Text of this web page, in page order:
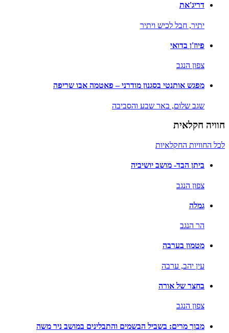
דריג'את
יתיר, חבל לכיש ויתיר
פיוז'ן בדואי
צפון הנגב
מפגש אותנטי בסגנון מודרני – פאטמה אבו שריפה
שגב שלום, באר שבע והסביבה
חוויה חקלאית
לכל החוויות החקלאיות
ביתן הבד- מושב יושיביה
צפון הנגב
גמלה
הר הנגב
מטמון בערבה
עין יהב, ערבה
בחצר של אורה
צפון הנגב
מבוך מרים: בשביל הבשמים והתבלינים במושב ניר משה